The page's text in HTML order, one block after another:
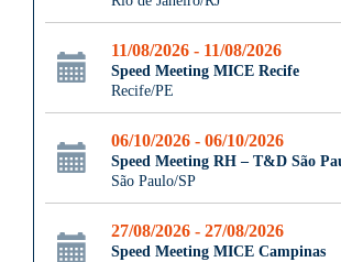
11/08/2026 - 11/08/2026
Speed Meeting MICE Recife
Recife/PE
06/10/2026 - 06/10/2026
Speed Meeting RH – T&D São
São Paulo/SP
27/08/2026 - 27/08/2026
Speed Meeting MICE Campinas